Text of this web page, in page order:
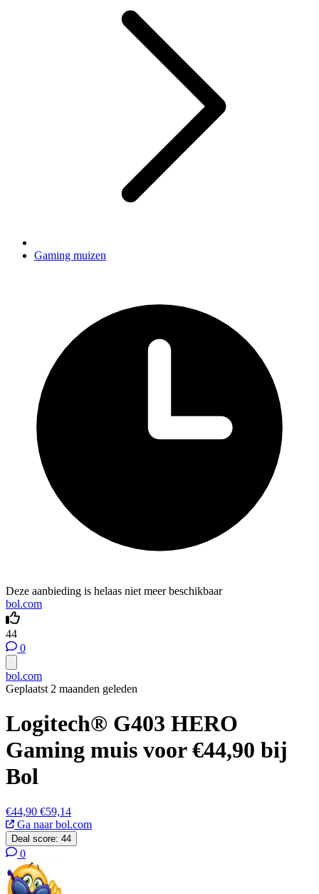
Gaming muizen
Deze aanbieding is helaas niet meer beschikbaar
bol.com
44
0
bol.com
Geplaatst 2 maanden geleden
Logitech® G403 HERO
Gaming muis voor €44,90 bij
Bol
€44,90 €59,14
Ga naar bol.com
Deal score: 44
0